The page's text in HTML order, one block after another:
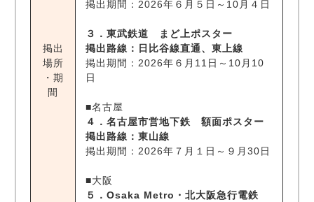
掲出
場所
・期
間
掲出期間：2026年６月５日～10月４日
３．東武鉄道 まど上ポスター
掲出路線：日比谷線直通、東上線
掲出期間：2026年６月11日～10月10
日
■名古屋
４．名古屋市営地下鉄 額面ポスター
掲出路線：東山線
掲出期間：2026年７月１日～９月30日
■大阪
５．Osaka Metro・北大阪急行電鉄